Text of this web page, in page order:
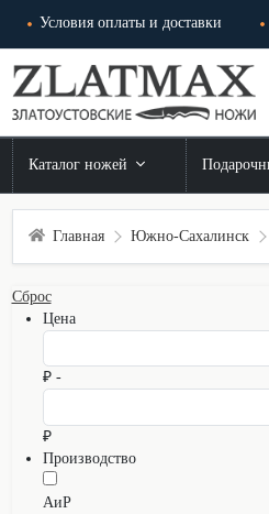
Условия оплаты и доставки
Каталог ножей
Главная Южно-Сахалинск
Сброс
Цена
₽ -
₽
Производство
АиР